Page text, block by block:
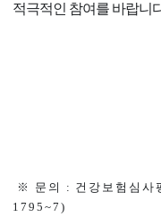
적극적인 참여를 바랍니
※ 문의 : 건강보험심사
1795~7)